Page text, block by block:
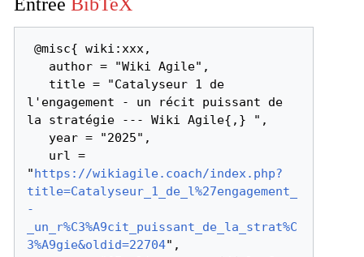
@misc{ wiki:xxx,
l'engagement - un récit puissant de
la stratégie --- Wiki Agile{,} ",
"https://wikiagile.coach/index.php?
title=Catalyseur_1_de_l%27engagement_
-
_un_r%C3%A9cit_puissant_de_la_strat%C
3%A9gie&oldid=22704",